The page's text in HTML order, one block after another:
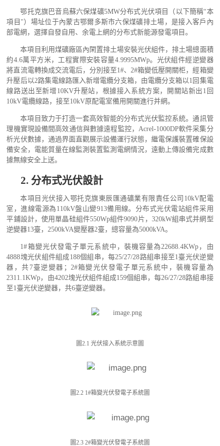
鄂托克旗巴音烏蘇六保煤礦5MW分布式光伏項目（以下簡稱“本
項目"）場址位于內蒙古鄂爾多斯市六保煤礦排土場，是接入客戶內
部電網，選擇自發自用、余電上網的分布式新能源發電項目。
本項目利用煤礦廠區內閑置排土場安裝光伏組件，排土場總面積
約4.6萬平方米，工程實際安裝容量4.9995MWp。光伏組件經逆變器
將直流電轉換成交流電后，分別接至1#、2#箱變低壓開關柜，經箱變
升壓后以2路集電線路匯入新增電纜分支箱，由電纜分支箱以1 回集電
線路送出至新增 10KV升壓站，根據接入系統方案，開關站新出 1 回
10kV電纜線路，接至10kV原配電室備用開關進行并網。
本項目致力于打造一套高效智能的分布式光伏監控系統。通訊管
理機實現設備間高效通信與數據遠程監控， Acrel-1000DP軟件采集分
析光伏數據，通過界面直觀展示設備運行狀態，繼電保護裝置確保設
備安全，電能質量在線監測裝置監測電網情況，遠動上傳設備完成數
據無線安全上送。
2. 分布式光伏設計
本項目光伏接入鄂托克旗東辰匯通礦業有限責任公司 10kV配電
室，進線電源為 110kV盤山變913備用線。分布式光伏電站組件采用
平鋪設計，使用單晶硅組件550Wp組件9090 片， 320kW組串式并網型
逆變器13臺， 2500kVA變壓器2臺，總容量為5000kVA。
1#箱變光伏發電子單元系統中，裝機容量為22688.4KWp ，由
4888塊光伏組件組成188個組串，每25/27/28路組串接至1臺光伏逆變
器，共 7臺逆變器； 2#箱變光伏發電子單元系統中，裝機容量為
2311.1KWp，由4202塊光伏組件組成159個組串，每26/27/28路組串接
至1臺光伏逆變器，共6臺逆變器。
圖2.1 光伏接入系統示意圖
圖2.2 1#箱變光伏發電子系統圖
圖2.3 2#箱變光伏發電子系統圖